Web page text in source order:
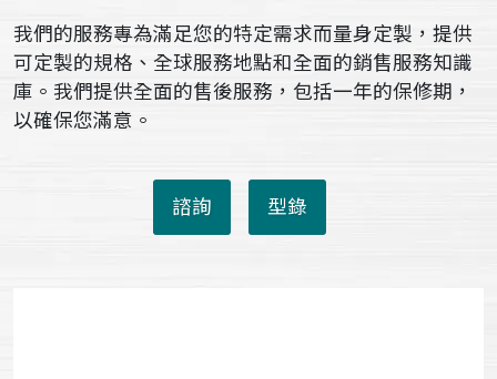
我們的服務專為滿足您的特定需求而量身定製，提供
可定製的規格、全球服務地點和全面的銷售服務知識
庫。我們提供全面的售後服務，包括一年的保修期，
以確保您滿意。
諮詢 型錄